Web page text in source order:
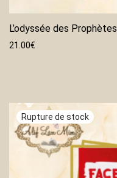
L’odyssée des Prophètes
21.00€